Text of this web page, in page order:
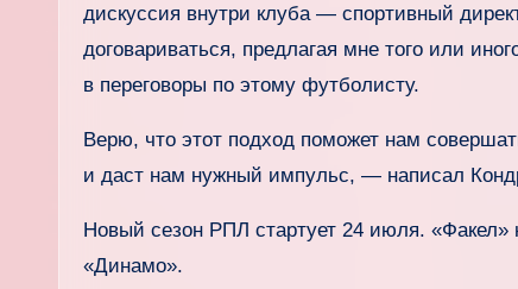
дискуссия внутри клуба — спортивный
договариваться, предлагая мне того или
в переговоры по этому футболисту.
Верю, что этот подход поможет нам
и даст нам нужный импульс, — написал
Новый сезон РПЛ стартует 24 июля.
«Динамо».